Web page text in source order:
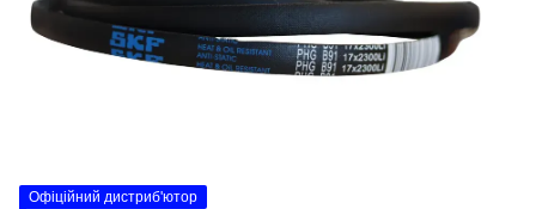
Офіційний дистриб'ютор